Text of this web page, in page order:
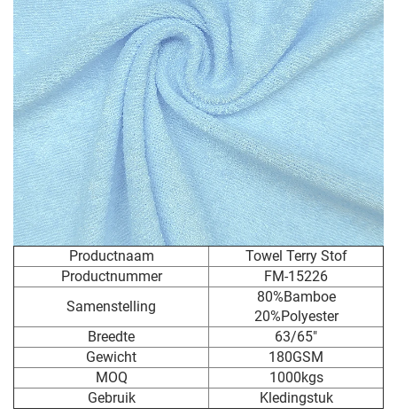
Productnaam
Towel Terry Stof
Productnummer
FM-15226
Samenstelling
80%Bamboe
20%Polyester
Breedte
63/65"
Gewicht
180GSM
MOQ
1000kgs
Gebruik
Kledingstuk